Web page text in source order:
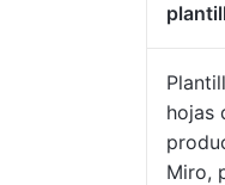
hojas
Miro,